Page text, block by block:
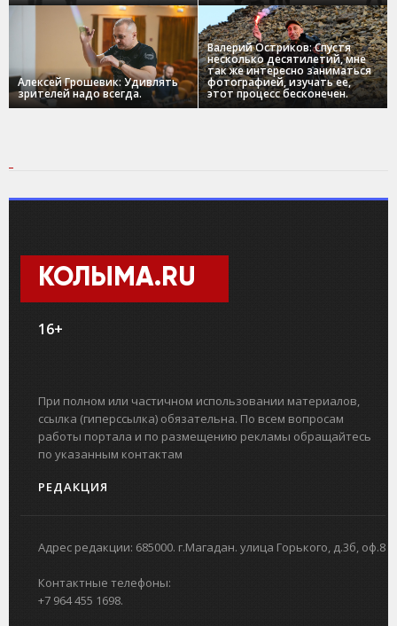
Алексей Грошевик: Удивлять
зрителей надо всегда.
Валерий Остриков: Спустя
несколько десятилетий, мне
так же интересно заниматься
фотографией, изучать ее,
этот процесс бесконечен.
КОЛЫМА.RU
16+
При полном или частичном использовании материалов,
ссылка (гиперссылка) обязательна. По всем вопросам
работы портала и по размещению рекламы обращайтесь
по указанным контактам
РЕДАКЦИЯ
Адрес редакции: 685000. г.Магадан. улица Горького, д.3б, оф.8
Контактные телефоны:
+7 964 455 1698.